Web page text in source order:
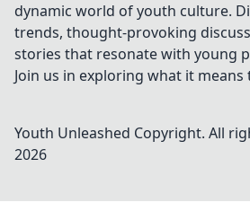
dynamic world of youth culture.
trends, thought-provoking
stories that resonate with young
Join us in exploring what it
Youth Unleashed Copyright. All
2026